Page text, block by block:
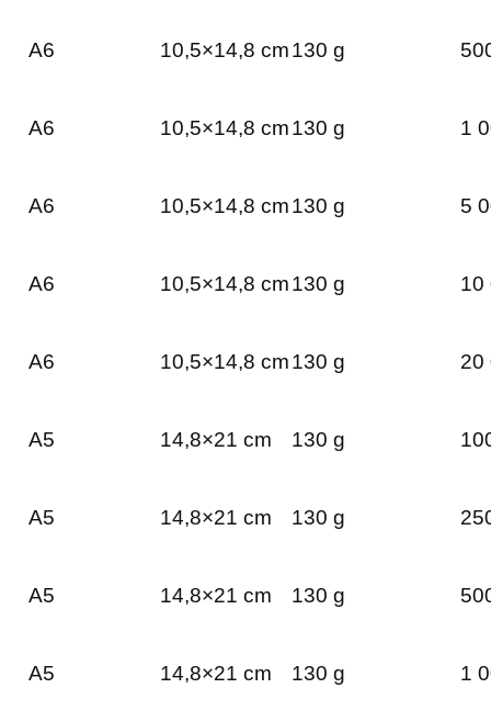
A6 10,5×14,8 cm130 g
A6 10,5×14,8 cm130 g 1
A6 10,5×14,8 cm130 g 5
A6 10,5×14,8 cm130 g 10
A6 10,5×14,8 cm130 g 20
A5 14,8×21 cm 130 g
A5 14,8×21 cm 130 g
A5 14,8×21 cm 130 g
A5 14,8×21 cm 130 g 1